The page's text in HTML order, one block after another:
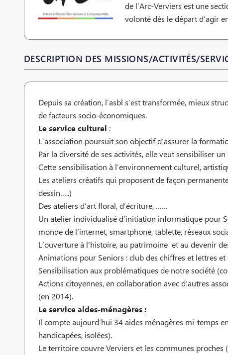
de l’Arc-Verviers est une
volonté dès le départ d’agir
DESCRIPTION DES MISSIONS/ACTIVITÉS/
Depuis sa création, l’asbl s’est transformée, mieux
de facteurs socio-économiques.
Le service culturel :
L’association poursuit son objectif d’assurer la
Par la diversité de ses activités, elle veut sensibiliser
Cette sensibilisation à l’environnement culturel,
Les ateliers créatifs qui proposent de façon
dessin…..)
Des ateliers d’art floral, d’écriture, ……
Un atelier individualisé d’initiation informatique pour
monde de l’internet, smartphone, tablette, réseaux
L’ouverture à l’histoire, au patrimoine et au devenir
Animations pour Seniors : club des chiffres et lettres et
Sensibilisation aux problématiques de notre société
Actions citoyennes, en collaboration avec d’autres
(en 2014).
Le service aides-ménagères :
Il compte aujourd’hui 34 aides ménagères mi-temps
handicapées, isolées).
Le territoire couvre Verviers et les communes proches